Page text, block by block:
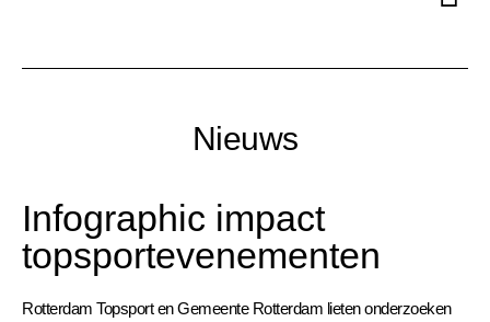
Nieuws
Infographic impact
topsportevenementen
Rotterdam Topsport en Gemeente Rotterdam lieten onderzoeken